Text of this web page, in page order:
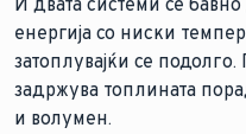
енергија со ниски
затоплувајќи се
задржува топлината
и волумен.